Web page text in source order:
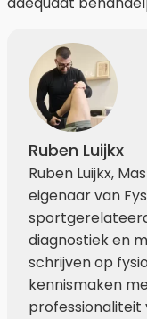
Ruben Luijkx
Ruben Luijkx,
eigenaar van
diagnostiek en
schrijven op
kennismaken
professionaliteit